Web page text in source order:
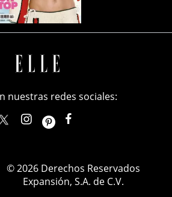
nuestras redes sociales:
elle_mexicoellemexico
© 2026 Derechos Reservados
Expansión, S.A. de C.V.